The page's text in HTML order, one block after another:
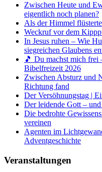
Zwischen Heute und
eigentlich noch planen?
Als der Himmel
Weckruf vor dem
In Jesus ruhen – Wie
siegreichen Glaubens
🎵 Du machst mich
Bibelfreizeit 2026
Zwischen Absturz und
Richtung fand
Der Versöhnungstag |
Der leidende Gott –
Die bedrohte
vereinen
Agenten im
Adventgeschichte
Veranstaltungen